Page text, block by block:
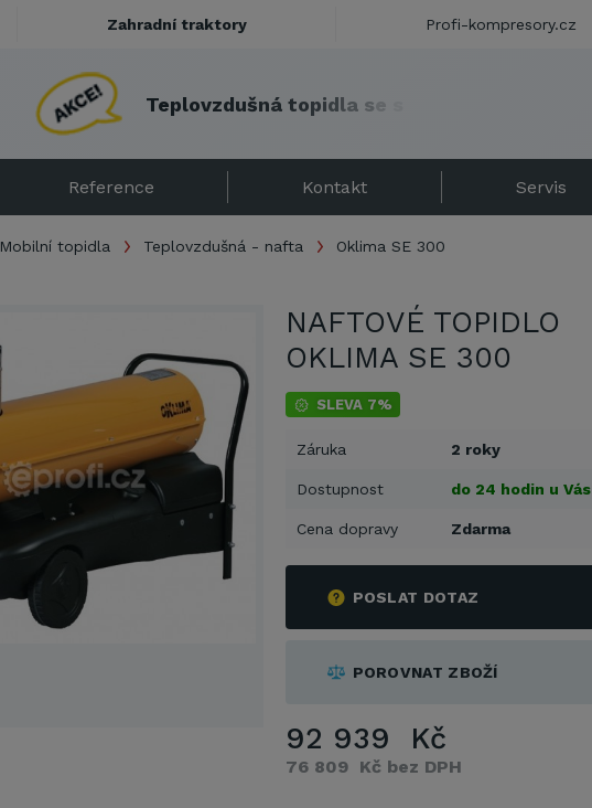
Teplovzdušná topidla s
Reference Kontakt Servis
Mobilní topidla Teplovzdušná - nafta Oklima SE 300
NAFTOVÉ TOPIDLO
OKLIMA SE 300
SLEVA 7%
Záruka 2 roky
Dostupnost do 24 hodin u Vás
Cena dopravy Zdarma
POSLAT DOTAZ
POROVNAT ZBOŽÍ
92 939 Kč
76 809 Kč bez DPH
Zahradní traktory Profi-kompresory.cz